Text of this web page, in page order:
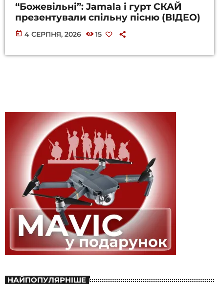
“Божевільні”: Jamala і гурт СКАЙ
презентували спільну пісню (ВІДЕО)
today 4 СЕРПНЯ, 2026 15
НАЙПОПУЛЯРНІШЕ